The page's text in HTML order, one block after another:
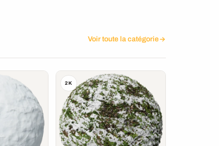
Voir toute la catégorie
2K